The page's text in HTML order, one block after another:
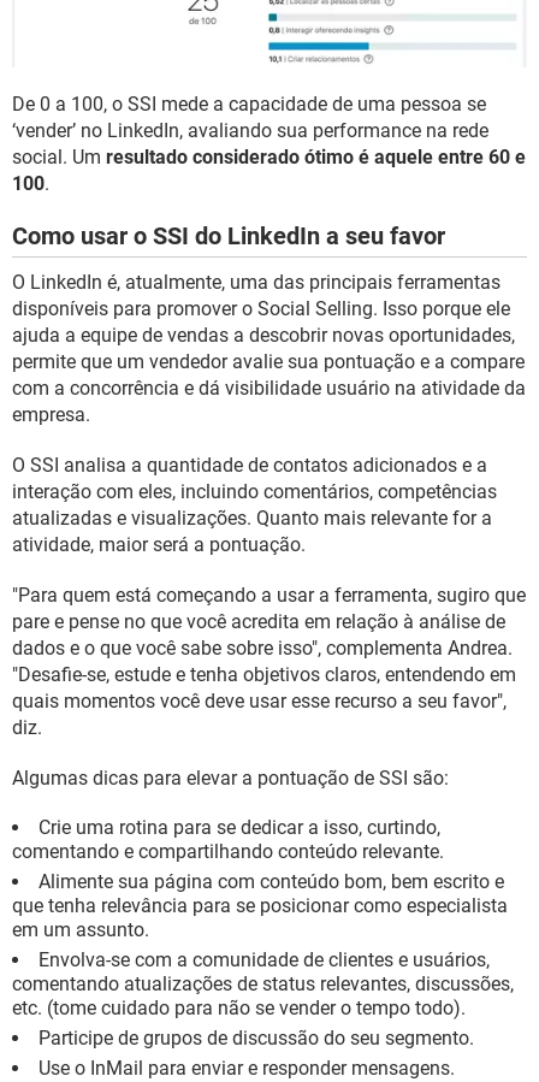
De 0 a 100, o SSI mede a capacidade de uma pessoa se
‘vender’ no LinkedIn, avaliando sua performance na rede
social. Um resultado considerado ótimo é aquele entre 60 e
100.
Como usar o SSI do LinkedIn a seu favor
O LinkedIn é, atualmente, uma das principais ferramentas
disponíveis para promover o Social Selling. Isso porque ele
ajuda a equipe de vendas a descobrir novas oportunidades,
permite que um vendedor avalie sua pontuação e a compare
com a concorrência e dá visibilidade usuário na atividade da
empresa.
O SSI analisa a quantidade de contatos adicionados e a
interação com eles, incluindo comentários, competências
atualizadas e visualizações. Quanto mais relevante for a
atividade, maior será a pontuação.
"Para quem está começando a usar a ferramenta, sugiro que
pare e pense no que você acredita em relação à análise de
dados e o que você sabe sobre isso", complementa Andrea.
"Desafie-se, estude e tenha objetivos claros, entendendo em
quais momentos você deve usar esse recurso a seu favor",
diz.
Algumas dicas para elevar a pontuação de SSI são:
Crie uma rotina para se dedicar a isso, curtindo,
comentando e compartilhando conteúdo relevante.
Alimente sua página com conteúdo bom, bem escrito e
que tenha relevância para se posicionar como especialista
em um assunto.
Envolva-se com a comunidade de clientes e usuários,
comentando atualizações de status relevantes, discussões,
etc. (tome cuidado para não se vender o tempo todo).
Participe de grupos de discussão do seu segmento.
Use o InMail para enviar e responder mensagens.